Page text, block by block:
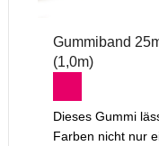
Gummiband
(1,0m)
Dieses Gummi
Farben nicht nur